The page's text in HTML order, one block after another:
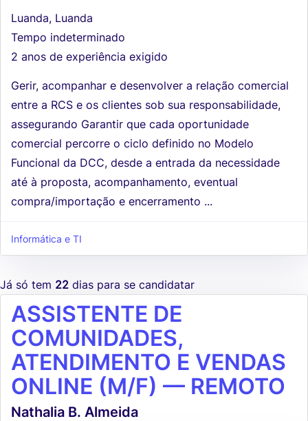
Luanda, Luanda
Tempo indeterminado
2 anos de experiência exigido
Gerir, acompanhar e desenvolver a relação comercial
entre a RCS e os clientes sob sua responsabilidade,
assegurando Garantir que cada oportunidade
comercial percorre o ciclo definido no Modelo
Funcional da DCC, desde a entrada da necessidade
até à proposta, acompanhamento, eventual
compra/importação e encerramento ...
Informática e TI
Já só tem 22 dias para se candidatar
ASSISTENTE DE
COMUNIDADES,
ATENDIMENTO E VENDAS
ONLINE (M/F) — REMOTO
Nathalia B. Almeida